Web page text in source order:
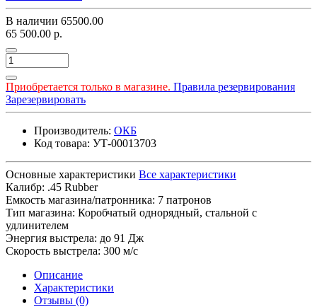
В наличии 65500.00
65 500.00 р.
Приобретается только в магазине. Правила резервирования
Зарезервировать
Производитель: ОКБ
Код товара: УТ-00013703
Основные характеристики Все характеристики
Калибр: .45 Rubber
Емкость магазина/патронника: 7 патронов
Тип магазина: Коробчатый однорядный, стальной с
удлинителем
Энергия выстрела: до 91 Дж
Скорость выстрела: 300 м/с
Описание
Характеристики
Отзывы (0)